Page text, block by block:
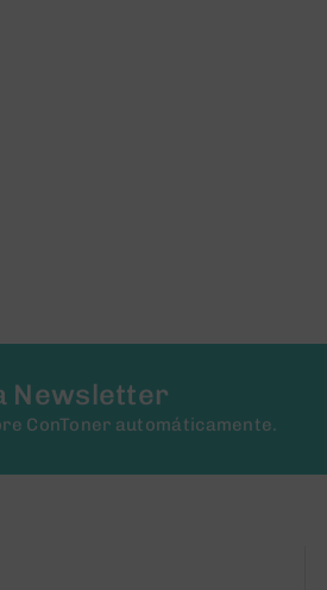
Newsletter
ConToner automáticamente.